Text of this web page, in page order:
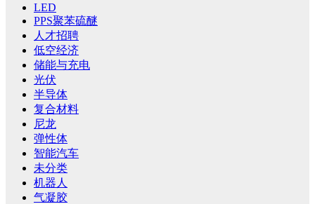
LED
PPS聚苯硫醚
人才招聘
低空经济
储能与充电
光伏
半导体
复合材料
尼龙
弹性体
智能汽车
未分类
机器人
气凝胶